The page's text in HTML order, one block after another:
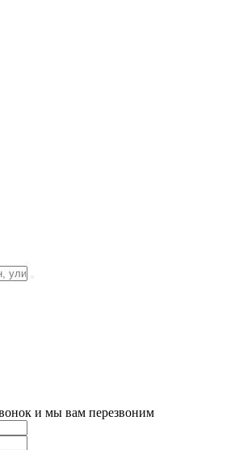
и мы вам перезвоним